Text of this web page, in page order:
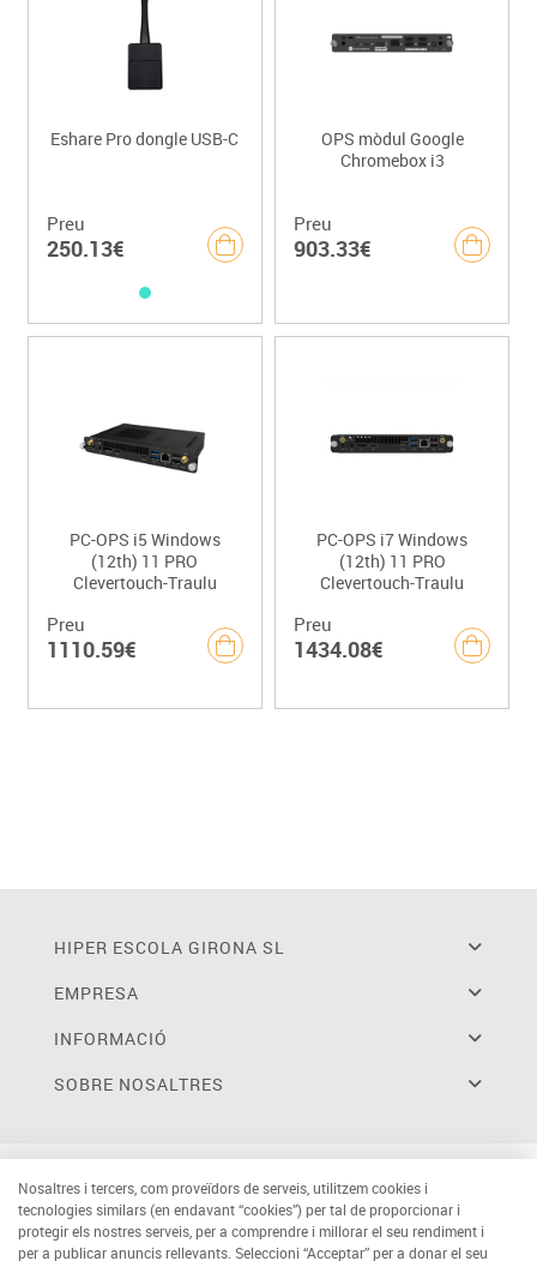
Eshare Pro dongle USB-C
Preu
250.13€
OPS mòdul Google
Chromebox i3
Preu
903.33€
PC-OPS i5 Windows
(12th) 11 PRO
Clevertouch-Traulu
Preu
1110.59€
PC-OPS i7 Windows
(12th) 11 PRO
Clevertouch-Traulu
Preu
1434.08€
HIPER ESCOLA GIRONA SL
EMPRESA
INFORMACIÓ
SOBRE NOSALTRES
Nosaltres i tercers, com proveïdors de serveis, utilitzem cookies i
tecnologies similars (en endavant “cookies”) per tal de proporcionar i
protegir els nostres serveis, per a comprendre i millorar el seu rendiment i
per a publicar anuncis rellevants. Seleccioni “Acceptar” per a donar el seu